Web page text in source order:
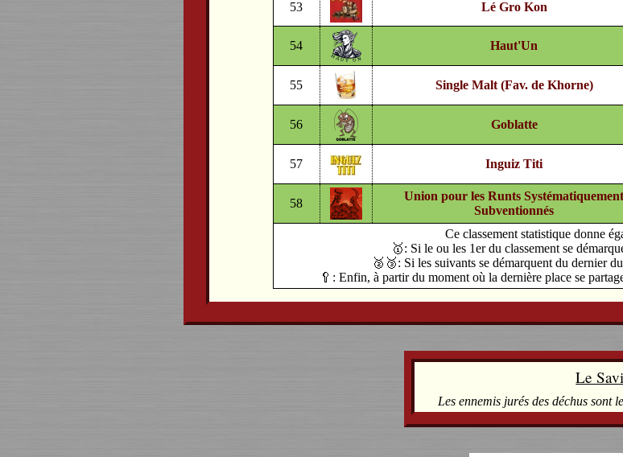
Ce classement statistique donne
🥇: Si le ou les 1er du classement se
🥈🥉: Si les suivants se démarquent du dernier
🥄: Enfin, à partir du moment où la dernière place se
53 Lé Gro Kon
54 Haut'Un
55 Single Malt (Fav. de Khorne)
56 Goblatte
57 Inguiz Titi
58
Union pour les Runts Systématiquement
Subventionnés
Le
Les ennemis jurés des déchus sont